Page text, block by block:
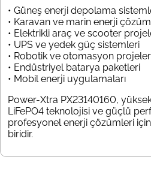
• Güneş enerji depolama
• Karavan ve marin enerji
• Elektrikli araç ve scooter
• UPS ve yedek güç sistemleri
• Robotik ve otomasyon
• Endüstriyel batarya paketleri
• Mobil enerji uygulamaları
Power-Xtra PX23140160,
LiFePO4 teknolojisi ve güçlü
profesyonel enerji çözümleri
biridir.